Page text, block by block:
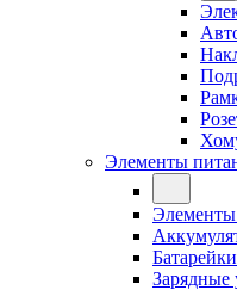
Элементы
Батарейки
Зарядные